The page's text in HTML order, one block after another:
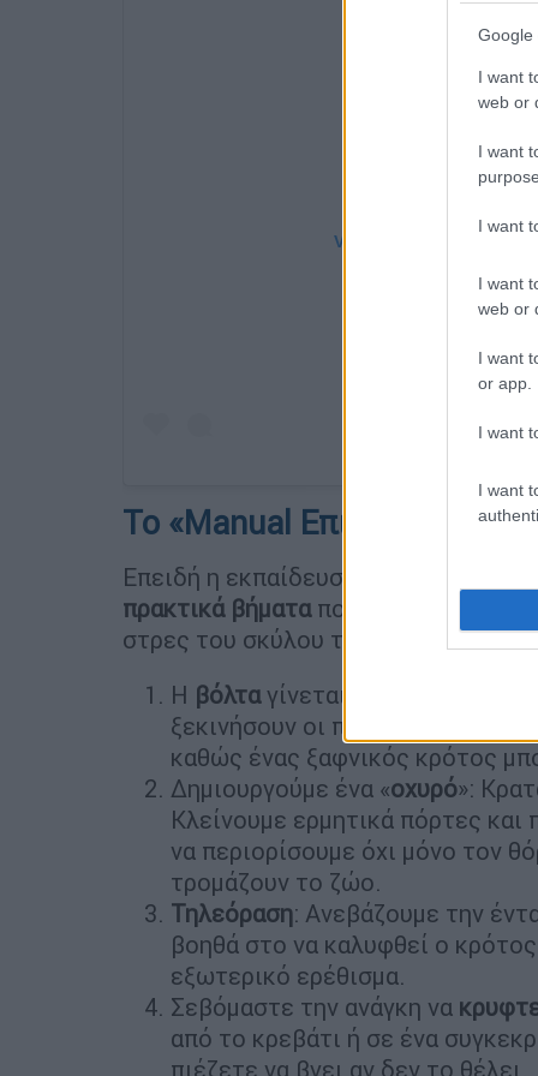
Google
I want
web or
I want
I want
I want
web or
I want
or app.
I want
I want
View this post on
Το «Manual Επιβίωσης»: 7
Επειδή η εκπαίδευση απαιτεί χρόνο,
πρακτικά βήματαπου πρέπει να
στρες του σκύλου του:
Η βόλταγίνεται νωρίς:
ξεκινήσουν οι πρώτες...
καθώς ένας ξαφνικός κρότος
Δημιουργούμε ένα «οχυρό»:
Κλείνουμε ερμητικά πόρτες
να περιορίσουμε όχι μόνο τον
τρομάζουν το ζώο.
Τηλεόραση: Ανεβάζουμε την
βοηθά στο να καλυφθεί ο
εξωτερικό ερέθισμα.
Σεβόμαστε την ανάγκη να
από το κρεβάτι ή σε ένα
πιέζετε να βγει αν δεν το θέλει.